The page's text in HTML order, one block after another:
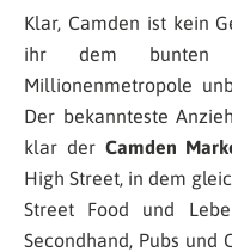
Klar, Camden ist kein
ihr dem bunten
Millionenmetropole
Der bekannteste
klar der Camden
High Street, in dem
Street Food und
Secondhand, Pubs und